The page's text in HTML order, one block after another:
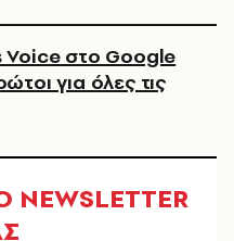
Voice στο Google
για όλες τις